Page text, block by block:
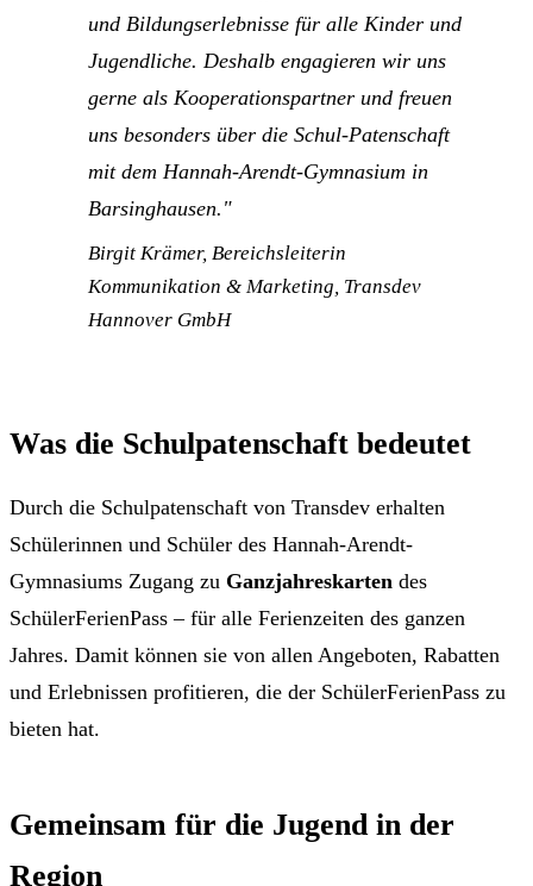
und Bildungserlebnisse für alle Kinder und
Jugendliche. Deshalb engagieren wir uns
gerne als Kooperationspartner und freuen
uns besonders über die Schul-Patenschaft
mit dem Hannah-Arendt-Gymnasium in
Barsinghausen."
Birgit Krämer, Bereichsleiterin
Kommunikation & Marketing, Transdev
Hannover GmbH
Was die Schulpatenschaft bedeutet
Durch die Schulpatenschaft von Transdev erhalten
Schülerinnen und Schüler des Hannah-Arendt-
Gymnasiums Zugang zu Ganzjahreskarten des
SchülerFerienPass – für alle Ferienzeiten des ganzen
Jahres. Damit können sie von allen Angeboten, Rabatten
und Erlebnissen profitieren, die der SchülerFerienPass zu
bieten hat.
Gemeinsam für die Jugend in der
Region